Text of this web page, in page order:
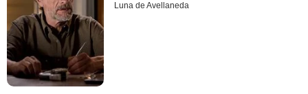
Luna de Avellaneda